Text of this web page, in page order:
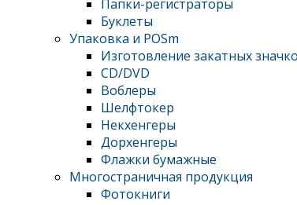
Папки-регистраторы
Буклеты
Упаковка и POSm
Изготовление закатных
CD/DVD
Воблеры
Шелфтокер
Некхенгеры
Дорхенгеры
Флажки бумажные
Многостраничная продукция
Фотокниги